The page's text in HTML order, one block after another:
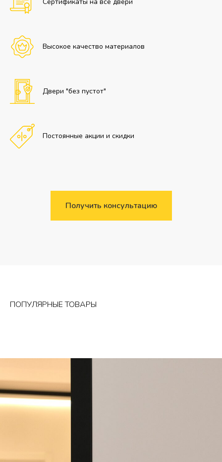
Высокое качество материалов
Двери "без пустот"
Постоянные акции и скидки
Получить консультацию
ПОПУЛЯРНЫЕ ТОВАРЫ